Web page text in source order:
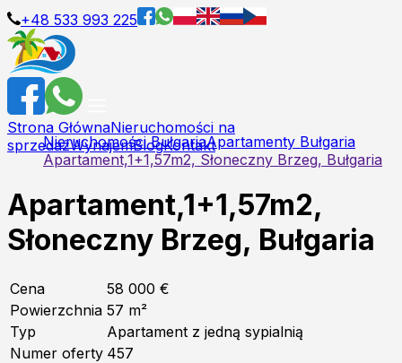
+48 533 993 225
Strona GłównaNieruchomości na
sprzedażWynajemBlogKontakt
Nieruchomości BułgariaApartamenty Bułgaria
Apartament,1+1,57m2, Słoneczny Brzeg, Bułgaria
Apartament,1+1,57m2,
Słoneczny Brzeg, Bułgaria
Cena
58 000 €
Powierzchnia 57 m²
Typ
Apartament z jedną sypialnią
Numer oferty 457